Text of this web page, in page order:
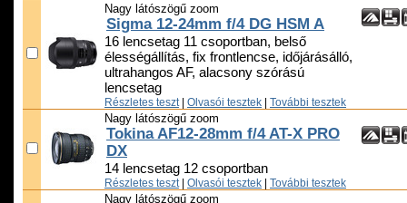
Nagy látószögű zoom
Sigma 12-24mm f/4 DG HSM A
16 lencsetag 11 csoportban, belső
élességállítás, fix frontlencse, időjárásálló,
ultrahangos AF, alacsony szórású
lencsetag
Részletes teszt Olvasói tesztek További tesztek
Nagy látószögű zoom
Tokina AF12-28mm f/4 AT-X PRO
DX
14 lencsetag 12 csoportban
Részletes teszt Olvasói tesztek További tesztek
Nagy látószögű zoom